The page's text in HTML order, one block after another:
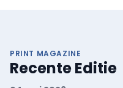
PRINT MAGAZINE
Recente Editie